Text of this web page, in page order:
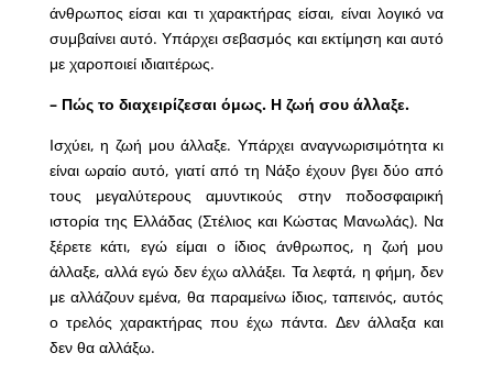
άνθρωπος είσαι και τι χαρακτήρας είσαι, είναι λογικό να
συμβαίνει αυτό. Υπάρχει σεβασμός και εκτίμηση και αυτό
με χαροποιεί ιδιαιτέρως.
– Πώς το διαχειρίζεσαι όμως. Η ζωή σου άλλαξε.
Ισχύει, η ζωή μου άλλαξε. Υπάρχει αναγνωρισιμότητα κι
είναι ωραίο αυτό, γιατί από τη Νάξο έχουν βγει δύο από
τους μεγαλύτερους αμυντικούς στην ποδοσφαιρική
ιστορία της Ελλάδας (Στέλιος και Κώστας Μανωλάς). Να
ξέρετε κάτι, εγώ είμαι ο ίδιος άνθρωπος, η ζωή μου
άλλαξε, αλλά εγώ δεν έχω αλλάξει. Τα λεφτά, η φήμη, δεν
με αλλάζουν εμένα, θα παραμείνω ίδιος, ταπεινός, αυτός
ο τρελός χαρακτήρας που έχω πάντα. Δεν άλλαξα και
δεν θα αλλάξω.